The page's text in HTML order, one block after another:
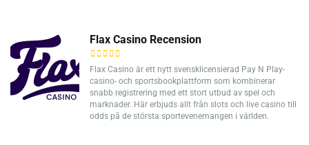
Flax Casino Recension
Flax Casino är ett nytt svensklicensierad Pay N Play-
casino- och sportsbookplattform som kombinerar
snabb registrering med ett stort utbud av spel och
marknader. Här erbjuds allt från slots och live casino till
odds på de största sportevenemangen i världen.